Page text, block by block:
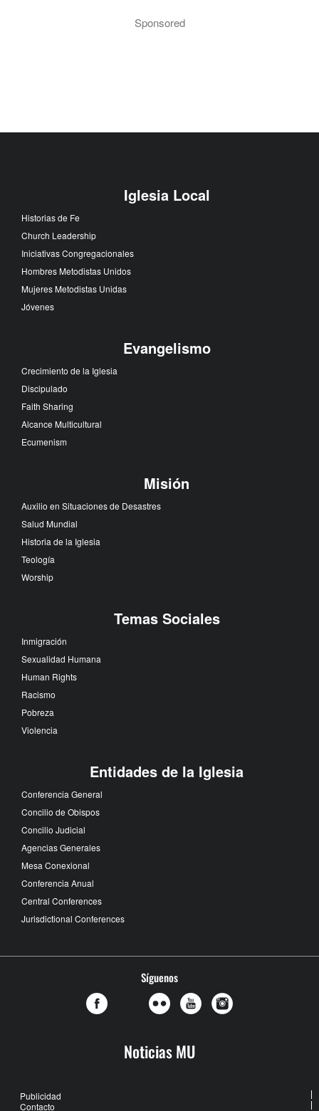
Sponsored
Iglesia Local
Historias de Fe
Church Leadership
Iniciativas Congregacionales
Hombres Metodistas Unidos
Mujeres Metodistas Unidas
Jóvenes
Evangelismo
Crecimiento de la Iglesia
Discipulado
Faith Sharing
Alcance Multicultural
Ecumenism
Misión
Auxilio en Situaciones de Desastres
Salud Mundial
Historia de la Iglesia
Teología
Worship
Temas Sociales
Inmigración
Sexualidad Humana
Human Rights
Racismo
Pobreza
Violencia
Entidades de la Iglesia
Conferencia General
Concilio de Obispos
Concilio Judicial
Agencias Generales
Mesa Conexional
Conferencia Anual
Central Conferences
Jurisdictional Conferences
Síguenos
Noticias MU
Publicidad
Contacto